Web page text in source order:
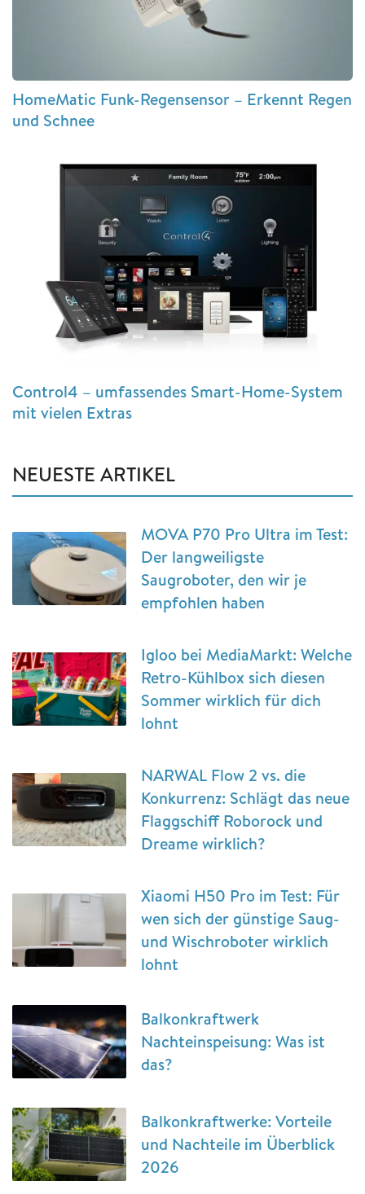
HomeMatic Funk-Regensensor – Erkennt Regen
und Schnee
Control4 – umfassendes Smart-Home-System
mit vielen Extras
NEUESTE ARTIKEL
MOVA P70 Pro Ultra im Test:
Der langweiligste
Saugroboter, den wir je
empfohlen haben
Igloo bei MediaMarkt: Welche
Retro-Kühlbox sich diesen
Sommer wirklich für dich
lohnt
NARWAL Flow 2 vs. die
Konkurrenz: Schlägt das neue
Flaggschiff Roborock und
Dreame wirklich?
Xiaomi H50 Pro im Test: Für
wen sich der günstige Saug-
und Wischroboter wirklich
lohnt
Balkonkraftwerk
Nachteinspeisung: Was ist
das?
Balkonkraftwerke: Vorteile
und Nachteile im Überblick
2026